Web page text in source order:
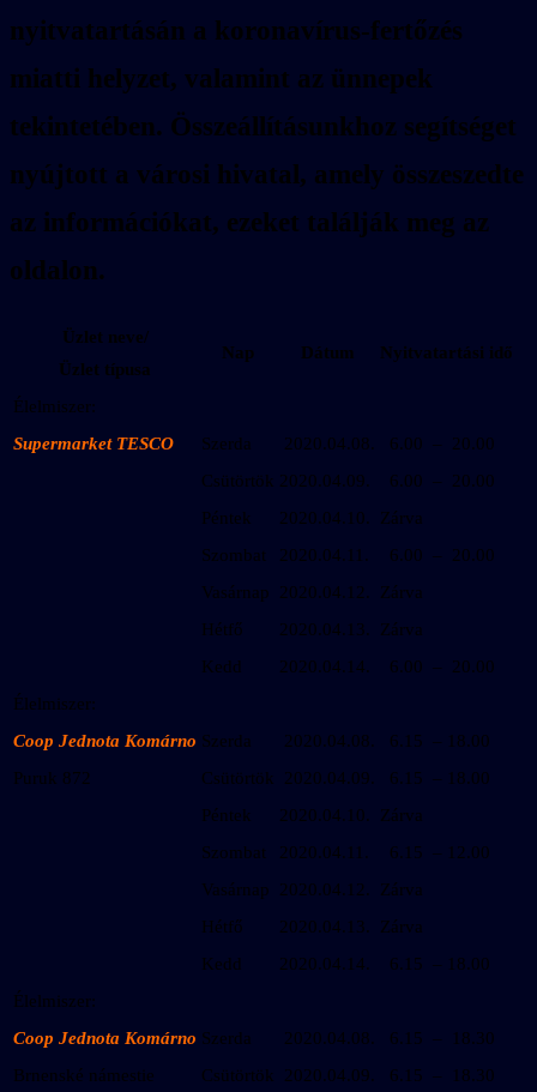
nyitvatartásán a koronavírus-fertőzés
miatti helyzet, valamint az ünnepek
tekintetében. Összeállításunkhoz segítséget
nyújtott a városi hivatal, amely összeszedte
az információkat, ezeket találják meg az
oldalon.
Üzlet neve/
Üzlet típusa
Nap Dátum Nyitvatartási idő
Élelmiszer:
Supermarket TESCO
Szerda 2020.04.08.
6.00 – 20.00
Csütörtök 2020.04.09.
6.00 – 20.00
Péntek
2020.04.10.
Zárva
Szombat
2020.04.11.
6.00 – 20.00
Vasárnap
2020.04.12.
Zárva
Hétfő
2020.04.13.
Zárva
Kedd
2020.04.14.
6.00 – 20.00
Élelmiszer:
Coop Jednota Komárno Szerda 2020.04.08.
6.15 – 18.00
Puruk 872
Csütörtök 2020.04.09.
6.15 – 18.00
Péntek
2020.04.10.
Zárva
Szombat
2020.04.11.
6.15 – 12.00
Vasárnap
2020.04.12.
Zárva
Hétfő
2020.04.13.
Zárva
Kedd
2020.04.14.
6.15 – 18.00
Élelmiszer:
Coop Jednota Komárno Szerda 2020.04.08.
6.15 – 18.30
Brnenské námestie
Csütörtök 2020.04.09.
6.15 – 18.30